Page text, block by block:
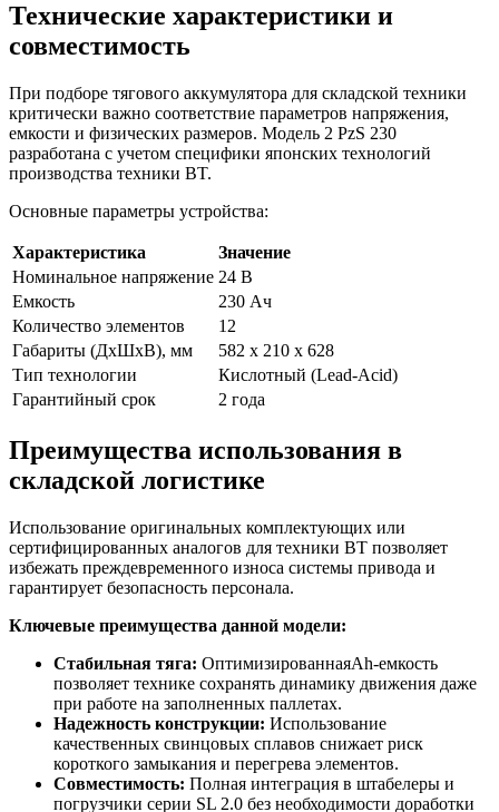
Технические характеристики и
совместимость
При подборе тягового аккумулятора для складской техники
критически важно соответствие параметров напряжения,
емкости и физических размеров. Модель 2 PzS 230
разработана с учетом специфики японских технологий
производства техники BT.
Основные параметры устройства:
Характеристика
Значение
Номинальное напряжение 24 В
Емкость
230 Ач
Количество элементов
12
Габариты (ДхШхВ), мм
582 х 210 х 628
Тип технологии
Кислотный (Lead-Acid)
Гарантийный срок
2 года
Преимущества использования в
складской логистике
Использование оригинальных комплектующих или
сертифицированных аналогов для техники BT позволяет
избежать преждевременного износа системы привода и
гарантирует безопасность персонала.
Ключевые преимущества данной модели:
Стабильная тяга: ОптимизированнаяAh-емкость
позволяет технике сохранять динамику движения даже
при работе на заполненных паллетах.
Надежность конструкции: Использование
качественных свинцовых сплавов снижает риск
короткого замыкания и перегрева элементов.
Совместимость: Полная интеграция в штабелеры и
погрузчики серии SL 2.0 без необходимости доработки